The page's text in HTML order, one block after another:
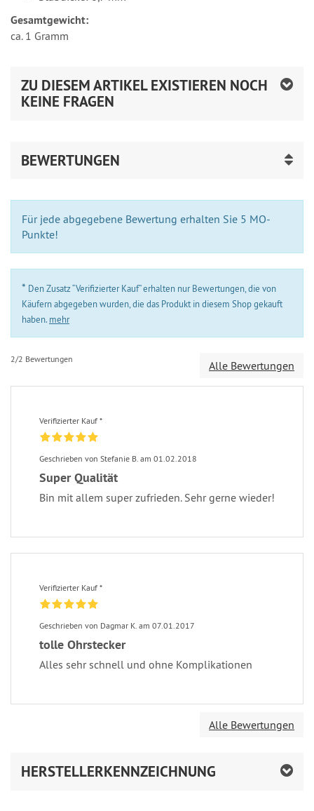
Gesamtgewicht:
ca. 1 Gramm
ZU DIESEM ARTIKEL EXISTIEREN NOCH
KEINE FRAGEN
BEWERTUNGEN
Für jede abgegebene Bewertung erhalten Sie 5 MO-
Punkte!
* Den Zusatz “Verifizierter Kauf” erhalten nur Bewertungen, die von
Käufern abgegeben wurden, die das Produkt in diesem Shop gekauft
haben. mehr
2/2 Bewertungen Alle Bewertungen
Verifizierter Kauf *
Geschrieben von Stefanie B. am 01.02.2018
Super Qualität
Bin mit allem super zufrieden. Sehr gerne wieder!
Verifizierter Kauf *
Geschrieben von Dagmar K. am 07.01.2017
tolle Ohrstecker
Alles sehr schnell und ohne Komplikationen
Alle Bewertungen
HERSTELLERKENNZEICHNUNG